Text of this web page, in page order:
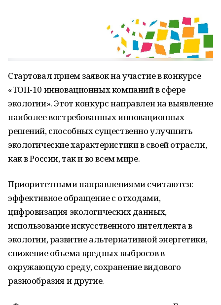
Стартовал прием заявок на участие в конкурсе
«ТОП-10 инновационных компаний в сфере
экологии». Этот конкурс направлен на выявление
наиболее востребованных инновационных
решений, способных существенно улучшить
экологические характеристики в своей отрасли,
как в России, так и во всем мире.
Приоритетными направлениями считаются:
эффективное обращение с отходами,
цифровизация экологических данных,
использование искусственного интеллекта в
экологии, развитие альтернативной энергетики,
снижение объема вредных выбросов в
окружающую среду, сохранение видового
разнообразия и другие.